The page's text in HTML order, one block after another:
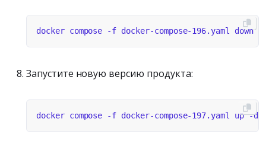
docker compose -f docker-compose-196.yaml down
Запустите новую версию продукта: